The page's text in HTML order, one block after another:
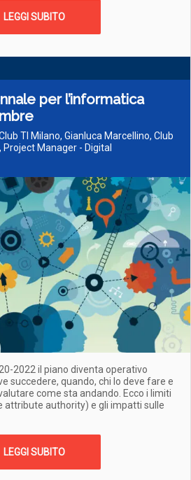
LEGGI SUBITO
per l’informatica
TI Milano, Gianluca Marcellino, Club
Manager - Digital
2022 il piano diventa operativo
succedere, quando, chi lo deve fare e
come sta andando. Ecco i limiti
attribute authority) e gli impatti sulle
LEGGI SUBITO